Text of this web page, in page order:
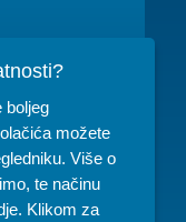
boljeg
možete
Više o
te načinu
Klikom za